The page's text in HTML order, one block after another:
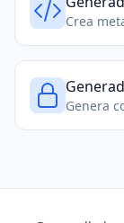
Crea
Genera